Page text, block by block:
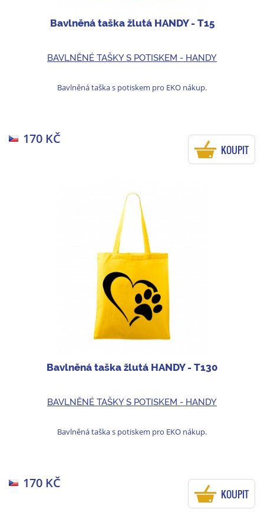
Bavlněná taška žlutá HANDY - T15
BAVLNĚNÉ TAŠKY S POTISKEM - HANDY
Bavlněná taška s potiskem pro EKO nákup.
170 KČ
KOUPIT
Bavlněná taška žlutá HANDY - T130
BAVLNĚNÉ TAŠKY S POTISKEM - HANDY
Bavlněná taška s potiskem pro EKO nákup.
170 KČ
KOUPIT